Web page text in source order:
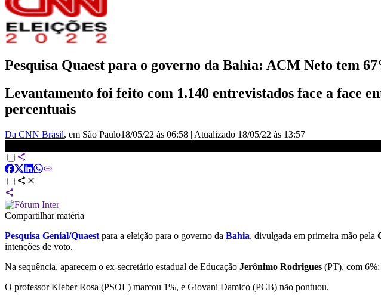
Pesquisa Quaest para o governo da Bahia: ACM Neto tem
Levantamento foi feito com 1.140 entrevistados face a face
percentuais
Da CNN Brasil, em São Paulo18/05/22 às 06:58 | Atualizado 18/05/22 às 13:57
Compartilhar matéria
Pesquisa Genial/Quaest para a eleição para o governo da Bahia, divulgada em primeira mão pela
intenções de voto.
Na sequência, aparecem o ex-secretário estadual de Educação Jerônimo Rodrigues (PT), com
O professor Kleber Rosa (PSOL) marcou 1%, e Giovani Damico (PCB) não pontuou.